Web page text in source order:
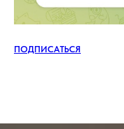
ПОДПИСАТЬСЯ